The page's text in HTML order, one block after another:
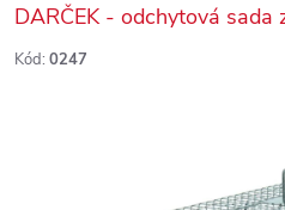
DARČEK - odchytová sada
Kód: 0247